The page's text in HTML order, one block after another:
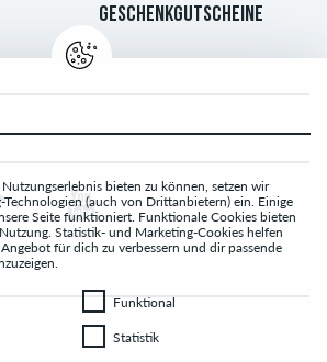
GESCHENKGUTSCHEINE
bieten zu können, setzen wir
(auch von Drittanbietern) ein. Einige
Seite funktioniert. Funktionale Cookies bieten
Statistik- und Marketing-Cookies helfen
für dich zu verbessern und dir passende
FunktionalFunktional
StatistikStatistik